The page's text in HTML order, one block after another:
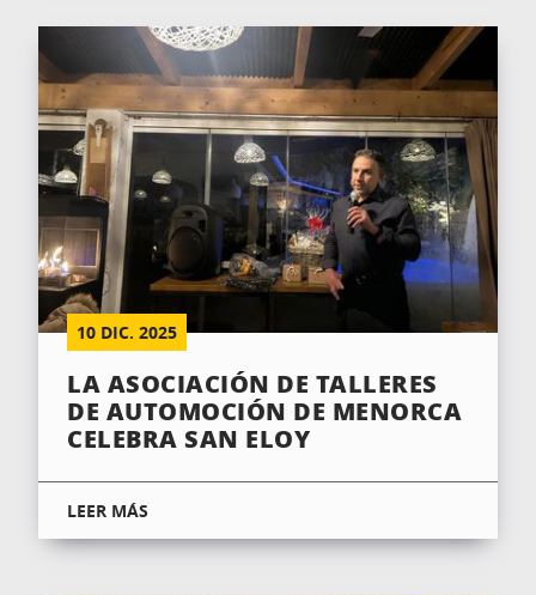
10 DIC. 2025
LA ASOCIACIÓN DE TALLERES
DE AUTOMOCIÓN DE MENORCA
CELEBRA SAN ELOY
LEER MÁS